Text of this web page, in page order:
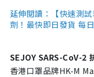
延伸閱讀：【快速測
劑！最快即日發貨 每
SEJOY SARS-CoV-2
香港口罩品牌HK-M